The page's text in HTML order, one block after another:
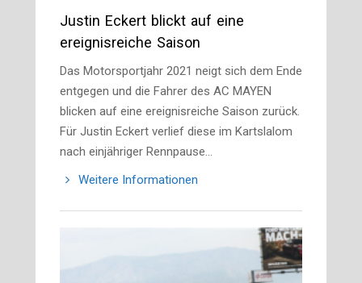
Justin Eckert blickt auf eine
ereignisreiche Saison
Das Motorsportjahr 2021 neigt sich dem Ende
entgegen und die Fahrer des AC MAYEN
blicken auf eine ereignisreiche Saison zurück.
Für Justin Eckert verlief diese im Kartslalom
nach einjähriger Rennpause…
Weitere Informationen